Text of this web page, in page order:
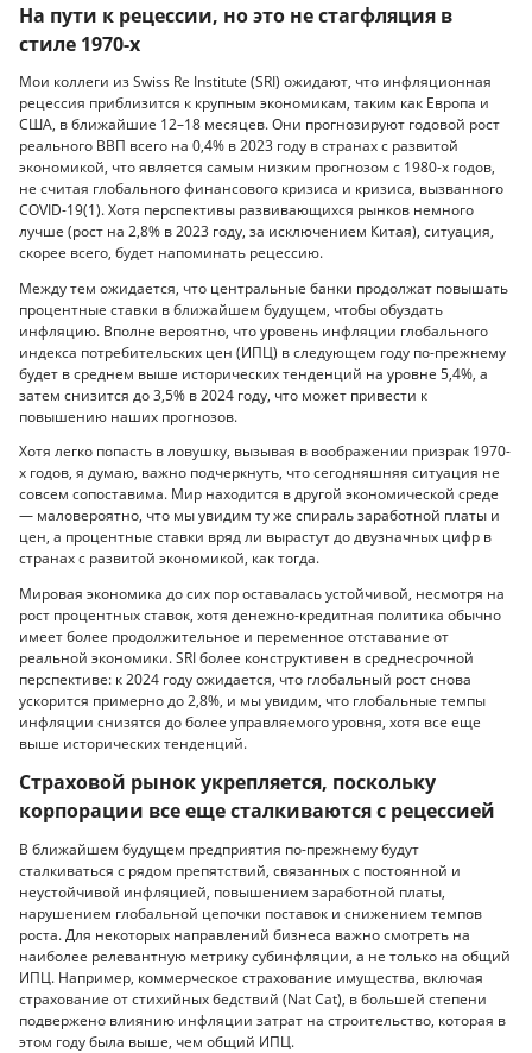
На пути к рецессии, но это не стагфляция в
стиле 1970-х
Мои коллеги из Swiss Re Institute (SRI) ожидают, что инфляционная
рецессия приблизится к крупным экономикам, таким как Европа и
США, в ближайшие 12–18 месяцев. Они прогнозируют годовой рост
реального ВВП всего на 0,4% в 2023 году в странах с развитой
экономикой, что является самым низким прогнозом с 1980-х годов,
не считая глобального финансового кризиса и кризиса, вызванного
COVID-19(1). Хотя перспективы развивающихся рынков немного
лучше (рост на 2,8% в 2023 году, за исключением Китая), ситуация,
скорее всего, будет напоминать рецессию.
Между тем ожидается, что центральные банки продолжат повышать
процентные ставки в ближайшем будущем, чтобы обуздать
инфляцию. Вполне вероятно, что уровень инфляции глобального
индекса потребительских цен (ИПЦ) в следующем году по-прежнему
будет в среднем выше исторических тенденций на уровне 5,4%, а
затем снизится до 3,5% в 2024 году, что может привести к
повышению наших прогнозов.
Хотя легко попасть в ловушку, вызывая в воображении призрак 1970-
х годов, я думаю, важно подчеркнуть, что сегодняшняя ситуация не
совсем сопоставима. Мир находится в другой экономической среде
— маловероятно, что мы увидим ту же спираль заработной платы и
цен, а процентные ставки вряд ли вырастут до двузначных цифр в
странах с развитой экономикой, как тогда.
Мировая экономика до сих пор оставалась устойчивой, несмотря на
рост процентных ставок, хотя денежно-кредитная политика обычно
имеет более продолжительное и переменное отставание от
реальной экономики. SRI более конструктивен в среднесрочной
перспективе: к 2024 году ожидается, что глобальный рост снова
ускорится примерно до 2,8%, и мы увидим, что глобальные темпы
инфляции снизятся до более управляемого уровня, хотя все еще
выше исторических тенденций.
Страховой рынок укрепляется, поскольку
корпорации все еще сталкиваются с рецессией
В ближайшем будущем предприятия по-прежнему будут
сталкиваться с рядом препятствий, связанных с постоянной и
неустойчивой инфляцией, повышением заработной платы,
нарушением глобальной цепочки поставок и снижением темпов
роста. Для некоторых направлений бизнеса важно смотреть на
наиболее релевантную метрику субинфляции, а не только на общий
ИПЦ. Например, коммерческое страхование имущества, включая
страхование от стихийных бедствий (Nat Cat), в большей степени
подвержено влиянию инфляции затрат на строительство, которая в
этом году была выше, чем общий ИПЦ.